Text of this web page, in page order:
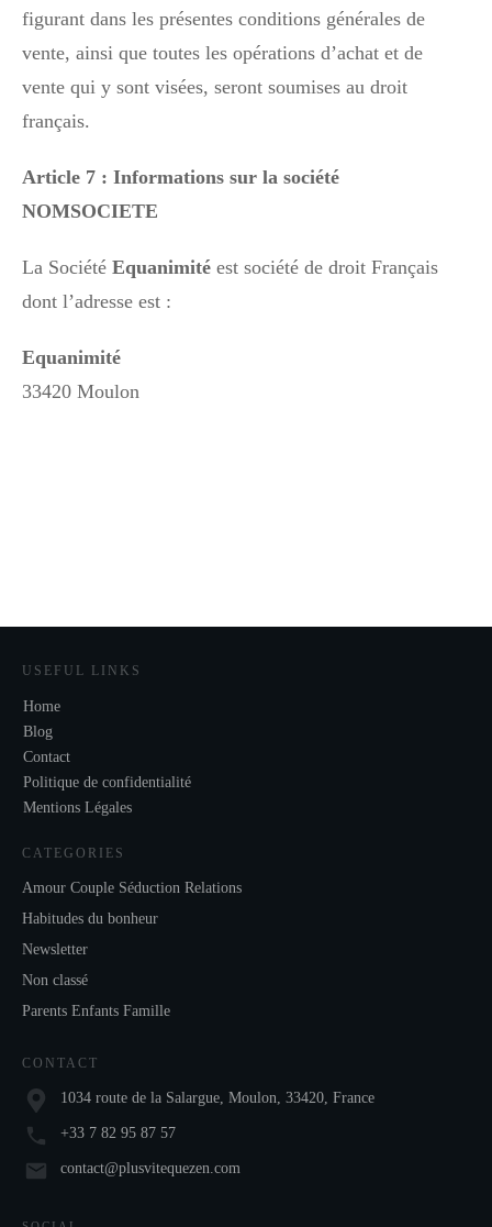
figurant dans les présentes conditions générales de
vente, ainsi que toutes les opérations d’achat et de
vente qui y sont visées, seront soumises au droit
français.
Article 7 : Informations sur la société
NOMSOCIETE
La Société Equanimité est société de droit Français
dont l’adresse est :
Equanimité
33420 Moulon
USEFUL LINKS
Home
Blog
Contact
Politique de confidentialité
Mentions Légales
CATEGORIES
Amour Couple Séduction Relations
Habitudes du bonheur
Newsletter
Non classé
Parents Enfants Famille
CONTACT
1034 route de la Salargue, Moulon, 33420, France
+33 7 82 95 87 57
contact@plusvitequezen.com